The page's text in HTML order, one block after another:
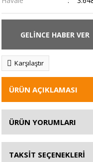
GELİNCE HABER VER
Karşılaştır
ÜRÜN AÇIKLAMASI
ÜRÜN YORUMLARI
TAKSİT SEÇENEKLERİ